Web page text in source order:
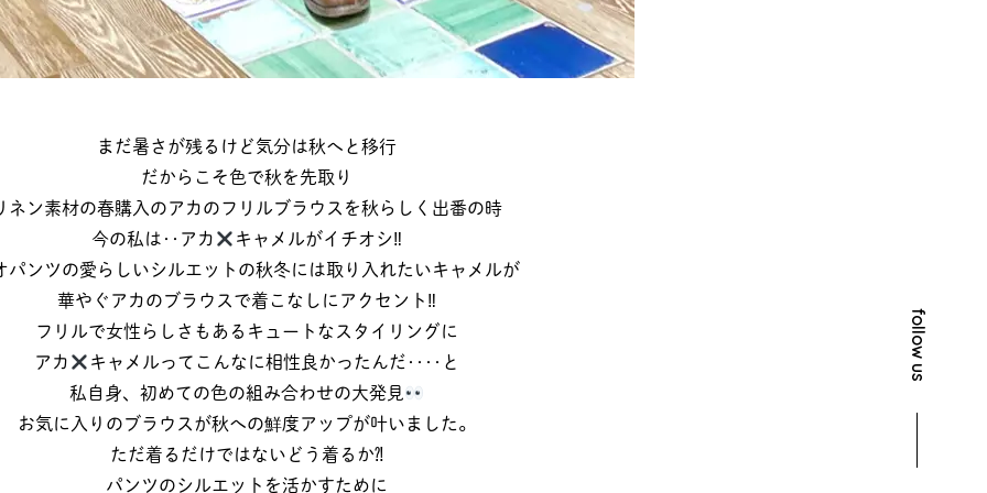
follow us
まだ暑さが残るけど気分は秋へと移行
だからこそ色で秋を先取り
ネン素材の春購入のアカのフリルブラウスを秋らしく出番の時
今の私は‥アカ
キャメルがイチオシ‼︎
パンツの愛らしいシルエットの秋冬には取り入れたいキャメルが
華やぐアカのブラウスで着こなしにアクセント‼︎
フリルで女性らしさもあるキュートなスタイリングに
アカ
キャメルってこんなに相性良かったんだ‥‥と
私自身、初めての色の組み合わせの大発見
お気に入りのブラウスが秋への鮮度アップが叶いました。
ただ着るだけではないどう着るか⁈
パンツのシルエットを活かすために